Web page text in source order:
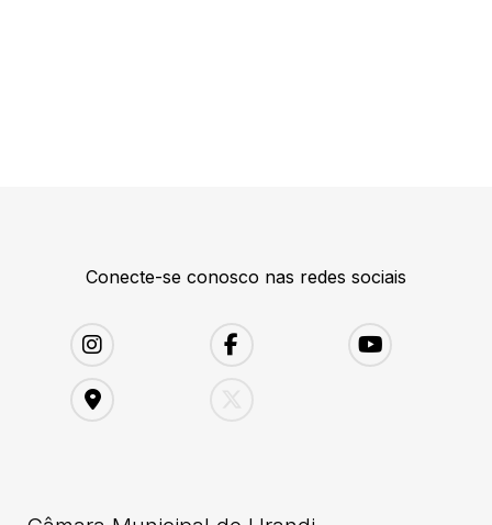
Conecte-se conosco nas redes sociais